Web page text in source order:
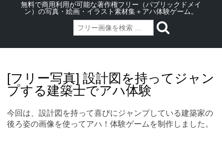
無料で商用利用が可能な著作権フリー（パブリックドメイ
ン）の写真・絵画・イラスト素材集＋アハ体験ゲーム。
content[フリー写真] 設計図を持ってジャン
プする建築士でアハ体験
今回は、設計図を持って喜びにジャンプしている建築家の
後ろ姿の画像を使ってアハ！体験ゲームを制作しました。